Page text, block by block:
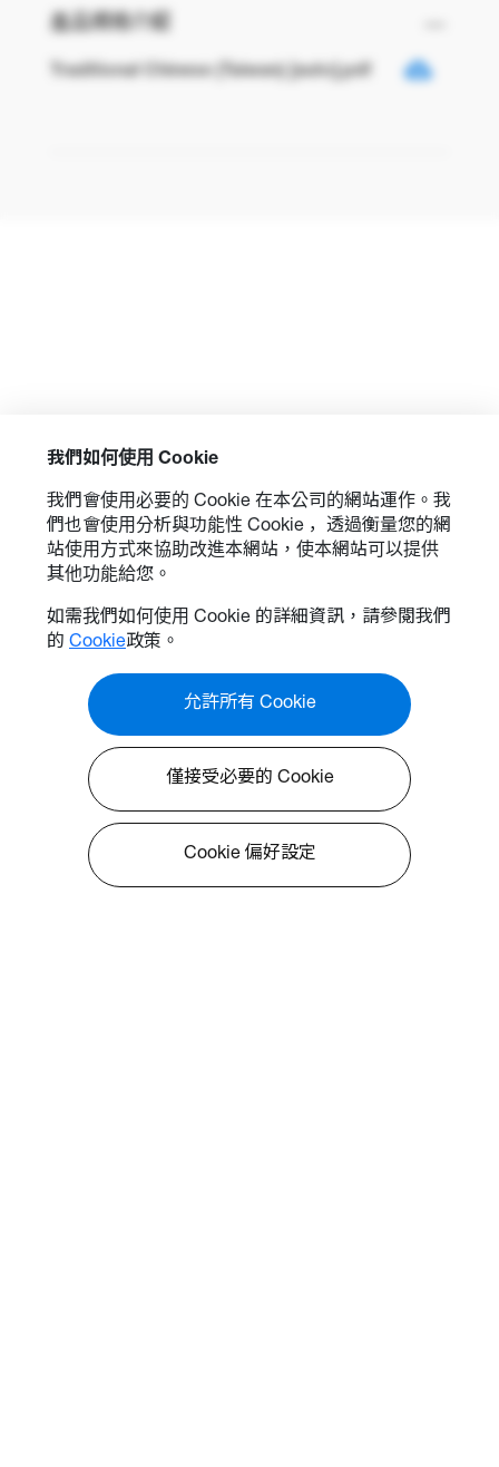
我們如何使用 Cookie
我們會使用必要的 Cookie 在本公司的網站運作。我
們也會使用分析與功能性 Cookie ，透過衡量您的網
站使用方式來協助改進本網站，使本網站可以提供
其他功能給您。
如需我們如何使用 Cookie 的詳細資訊，請參閱我們
的 Cookie政策。
允許所有 Cookie
僅接受必要的 Cookie
Cookie 偏好設定
產品規格介紹
Traditional Chinese (Taiwan) [auto].pdf